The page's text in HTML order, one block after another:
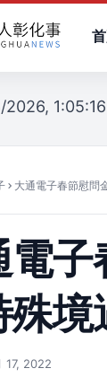
1:05:16
大通電子春節慰問
電
殊境
17, 2022